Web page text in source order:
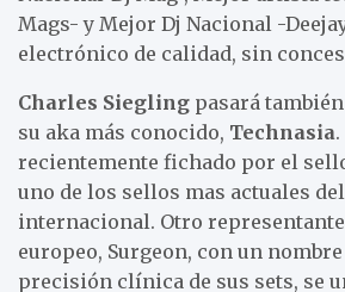
Mags- y Mejor Dj Nacional -
electrónico de calidad, sin
Charles Siegling pasará
su aka más conocido, Technasia
recientemente fichado por el
uno de los sellos mas actuales
internacional. Otro
europeo, Surgeon, con un
precisión clínica de sus sets, se